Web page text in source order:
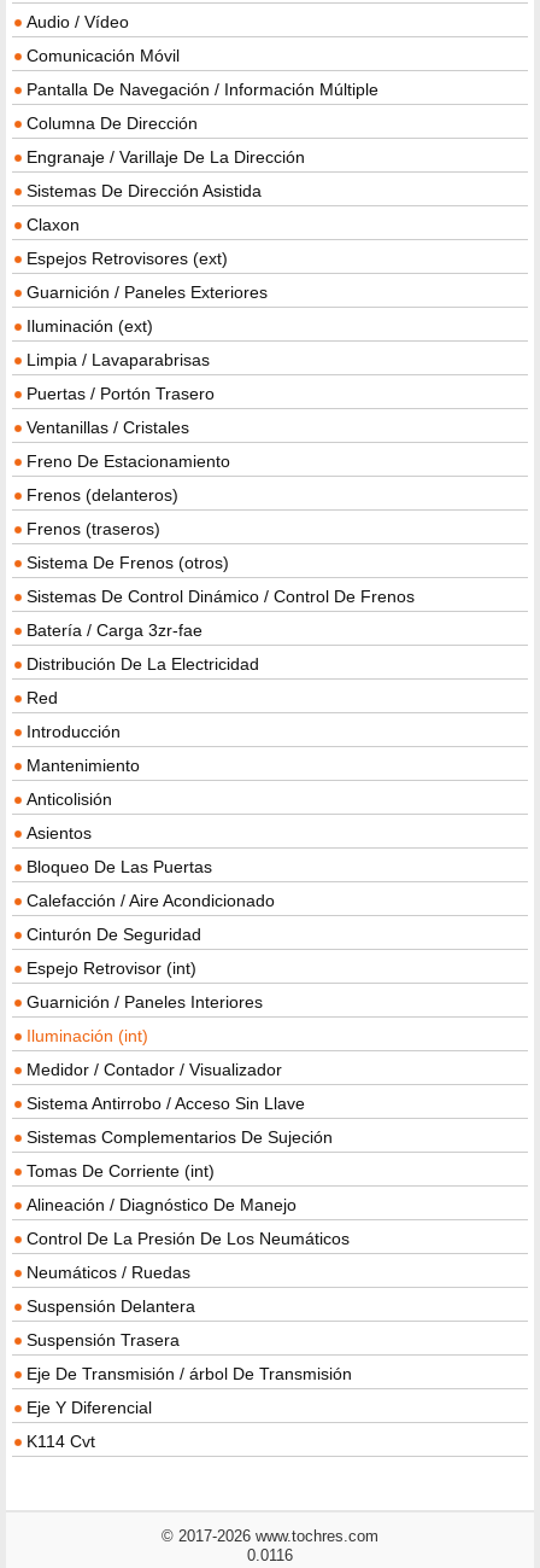
Audio / Vídeo
Comunicación Móvil
Pantalla De Navegación / Información Múltiple
Columna De Dirección
Engranaje / Varillaje De La Dirección
Sistemas De Dirección Asistida
Claxon
Espejos Retrovisores (ext)
Guarnición / Paneles Exteriores
Iluminación (ext)
Limpia / Lavaparabrisas
Puertas / Portón Trasero
Ventanillas / Cristales
Freno De Estacionamiento
Frenos (delanteros)
Frenos (traseros)
Sistema De Frenos (otros)
Sistemas De Control Dinámico / Control De Frenos
Batería / Carga 3zr-fae
Distribución De La Electricidad
Red
Introducción
Mantenimiento
Anticolisión
Asientos
Bloqueo De Las Puertas
Calefacción / Aire Acondicionado
Cinturón De Seguridad
Espejo Retrovisor (int)
Guarnición / Paneles Interiores
Iluminación (int)
Medidor / Contador / Visualizador
Sistema Antirrobo / Acceso Sin Llave
Sistemas Complementarios De Sujeción
Tomas De Corriente (int)
Alineación / Diagnóstico De Manejo
Control De La Presión De Los Neumáticos
Neumáticos / Ruedas
Suspensión Delantera
Suspensión Trasera
Eje De Transmisión / árbol De Transmisión
Eje Y Diferencial
K114 Cvt
© 2017-2026 www.tochres.com
0.0116